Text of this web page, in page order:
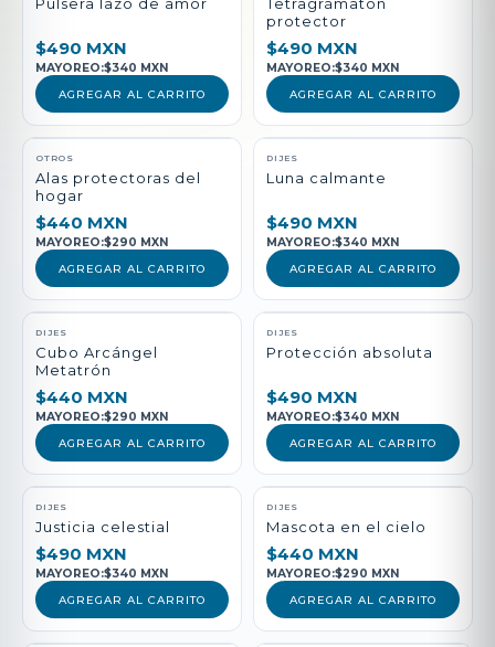
$490 MXN
MAYOREO:$340 MXN
AGREGAR AL CARRITO
protector
$490 MXN
MAYOREO:$340 MXN
AGREGAR AL CARRITO
NUEVO
OTROS
Alas protectoras del
hogar
$440 MXN
MAYOREO:$290 MXN
AGREGAR AL CARRITO
DIJES
Luna calmante
$490 MXN
MAYOREO:$340 MXN
AGREGAR AL CARRITO
DIJES
Cubo Arcángel
Metatrón
$440 MXN
MAYOREO:$290 MXN
AGREGAR AL CARRITO
DIJES
Protección absoluta
$490 MXN
MAYOREO:$340 MXN
AGREGAR AL CARRITO
DIJES
Justicia celestial
$490 MXN
MAYOREO:$340 MXN
AGREGAR AL CARRITO
DIJES
Mascota en el cielo
$440 MXN
MAYOREO:$290 MXN
AGREGAR AL CARRITO